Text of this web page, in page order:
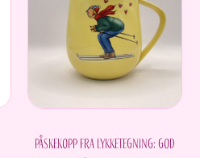
Påskekopp fra Lykketegning: God